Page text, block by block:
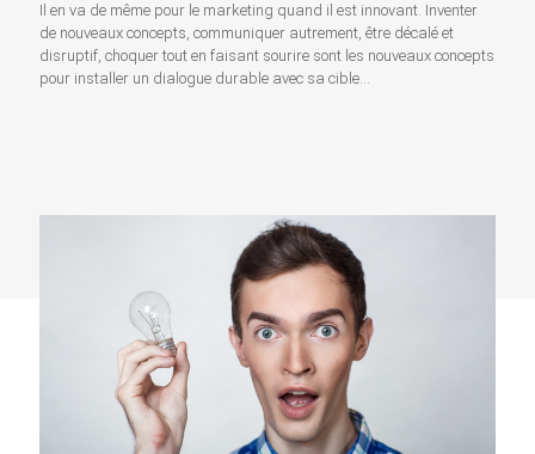
Il en va de même pour le marketing quand il est innovant. Inventer
de nouveaux concepts, communiquer autrement, être décalé et
disruptif, choquer tout en faisant sourire sont les nouveaux concepts
pour installer un dialogue durable avec sa cible…